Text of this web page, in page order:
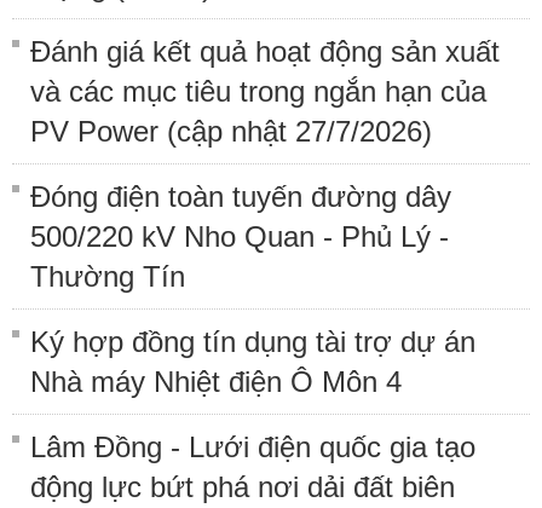
Đánh giá kết quả hoạt động sản xuất
và các mục tiêu trong ngắn hạn của
PV Power (cập nhật 27/7/2026)
Đóng điện toàn tuyến đường dây
500/220 kV Nho Quan - Phủ Lý -
Thường Tín
Ký hợp đồng tín dụng tài trợ dự án
Nhà máy Nhiệt điện Ô Môn 4
Lâm Đồng - Lưới điện quốc gia tạo
động lực bứt phá nơi dải đất biên